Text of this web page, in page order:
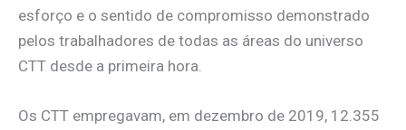
esforço e o sentido de compromisso demonstrado
pelos trabalhadores de todas as áreas do universo
CTT desde a primeira hora.
Os CTT empregavam, em dezembro de 2019, 12.355